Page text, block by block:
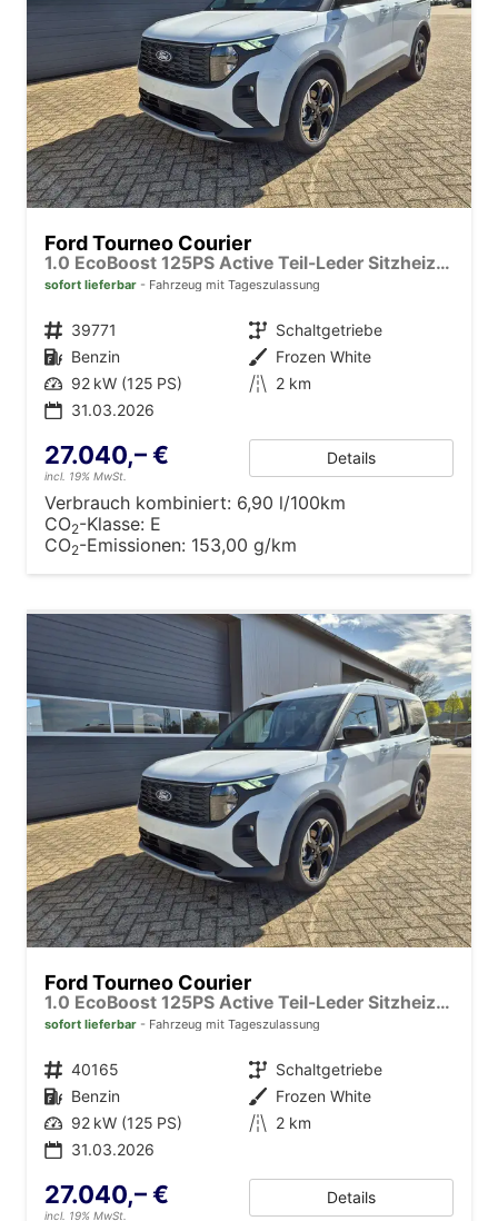
Ford Tourneo Courier
1.0 EcoBoost 125PS Active Teil-Leder Sitzheizung Lenkradheizung Klimaautomatik PDC v+h Rückf.-Kamera ACC TWA Frontscheibe beheizb. Ford-Navi SYNC4 Apple CarPlay + Android Auto
sofort lieferbar Fahrzeug mit Tageszulassung
Fahrzeugnr. 39771 Getriebe Schaltgetriebe
Kraftstoff Benzin Außenfarbe Frozen White
Leistung 92 kW (125 PS) Kilometerstand 2 km
31.03.2026
27.040,– €
incl. 19% MwSt.
Details
Verbrauch kombiniert: 6,90 l/100km
CO2-Klasse: E
CO2-Emissionen: 153,00 g/km
Ford Tourneo Courier
1.0 EcoBoost 125PS Active Teil-Leder Sitzheizung Lenkradheizung Klimaautomatik PDC v+h Rückf.-Kamera ACC TWA Frontscheibe beheizb. Ford-Navi SYNC4 Apple CarPlay + Android Auto
sofort lieferbar Fahrzeug mit Tageszulassung
Fahrzeugnr. 40165 Getriebe Schaltgetriebe
Kraftstoff Benzin Außenfarbe Frozen White
Leistung 92 kW (125 PS) Kilometerstand 2 km
31.03.2026
27.040,– €
incl. 19% MwSt.
Details